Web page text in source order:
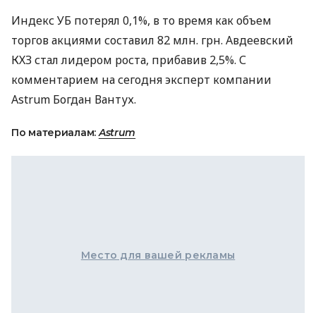
Индекс УБ потерял 0,1%, в то время как объем
торгов акциями составил 82 млн. грн. Авдеевский
КХЗ стал лидером роста, прибавив 2,5%. С
комментарием на сегодня эксперт компании
Astrum Богдан Вантух.
По материалам:Astrum
Место для вашей рекламы